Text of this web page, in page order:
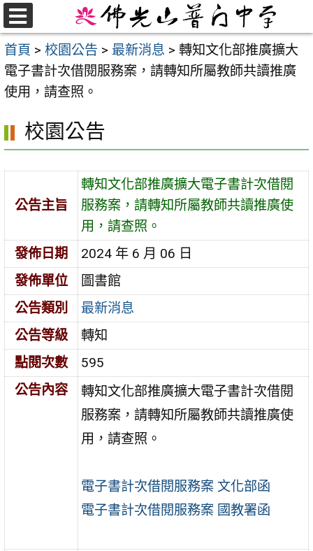
跳
至
主
要
內
首頁 > 校園公告 > 最新消息 > 轉知文化部推廣擴大
電子書計次借閱服務案，請轉知所屬教師共讀推廣
使用，請查照。
校園公告
公告主旨
轉知文化部推廣擴大電子書計次借閱
服務案，請轉知所屬教師共讀推廣使
用，請查照。
發佈日期
2024 年 6 月 06 日
發佈單位
圖書館
公告類別
最新消息
公告等級
轉知
點閱次數
595
公告內容
轉知文化部推廣擴大電子書計次借閱
服務案，請轉知所屬教師共讀推廣使
用，請查照。
電子書計次借閱服務案 文化部函
電子書計次借閱服務案 國教署函
選
單